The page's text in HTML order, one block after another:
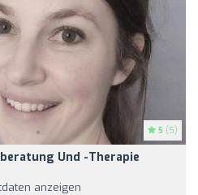
5 (5)
Und -therapie
anzeigen